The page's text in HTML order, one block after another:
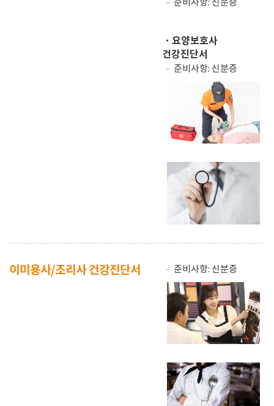
준비사항: 신분증
・요양보호사
건강진단서
준비사항: 신분증
이미용사/조리사 건강진단서 준비사항: 신분증